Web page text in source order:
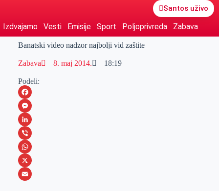
Santos uživo
Izdvajamo Vesti Emisije Sport Poljoprivreda Zabava
Banatski video nadzor najbolji vid zaštite
Zabava 8. maj 2014. 18:19
Podeli:
F
a
c
e
b
o
M
e
s
s
e
L
i
n
k
V
i
b
W
h
X